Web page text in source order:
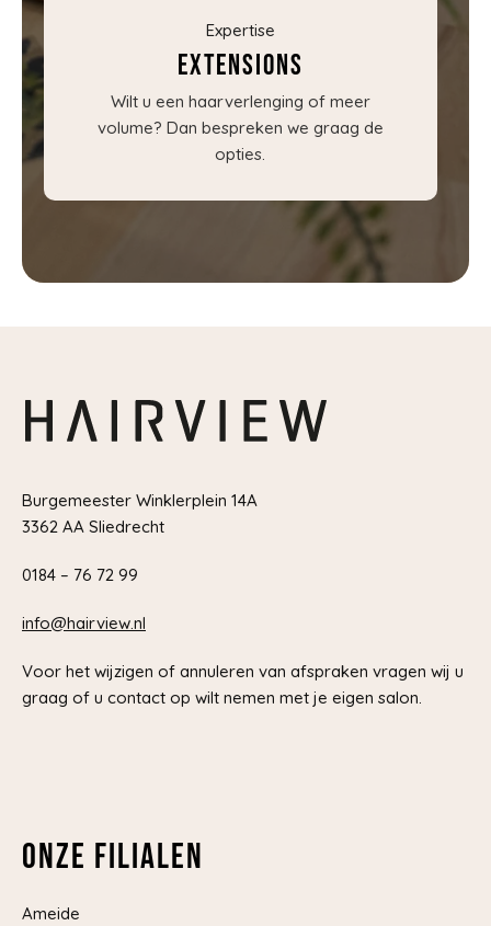
Expertise
Extensions
Wilt u een haarverlenging of meer
volume? Dan bespreken we graag de
opties.
Burgemeester Winklerplein 14A
3362 AA Sliedrecht
0184 – 76 72 99
info@hairview.nl
Voor het wijzigen of annuleren van afspraken vragen wij u
graag of u contact op wilt nemen met je eigen salon.
Onze filialen
Ameide